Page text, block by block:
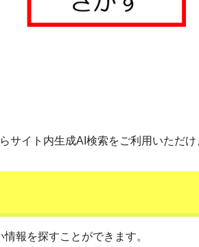
サイト内生成AI検索をご利用いただけ
報を探すことができます。